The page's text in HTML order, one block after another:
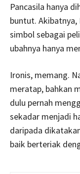
Pancasila hanya
buntut. Akibatnya,
simbol sebagai
ubahnya hanya
Ironis, memang.
meratap, bahkan
dulu pernah
sekadar menjadi
daripada
baik berteriak